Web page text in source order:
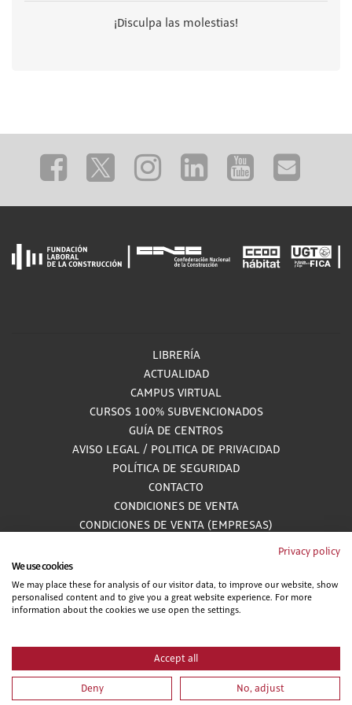
¡Disculpa las molestias!
LIBRERÍA
ACTUALIDAD
CAMPUS VIRTUAL
CURSOS 100% SUBVENCIONADOS
GUÍA DE CENTROS
AVISO LEGAL / POLITICA DE PRIVACIDAD
POLÍTICA DE SEGURIDAD
CONTACTO
CONDICIONES DE VENTA
CONDICIONES DE VENTA (EMPRESAS)
ALCANCE GESTIÓN DE DOCUMENTACIÓN
900 81 33 55
Teléfono gratuito atendido por asesores especializados L-V 8:00 - 15:00
Privacy policy
We use cookies
We may place these for analysis of our visitor data, to improve our website, show
personalised content and to give you a great website experience. For more
information about the cookies we use open the settings.
Accept all
Deny No, adjust